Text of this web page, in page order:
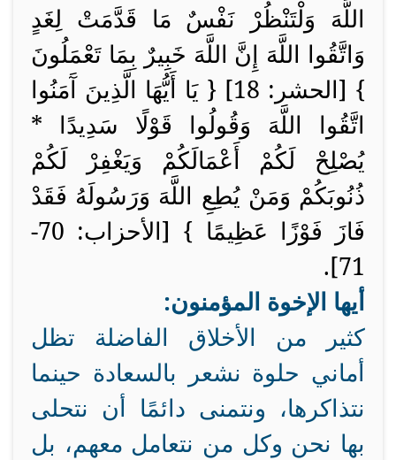
اللَّهَ وَلْتَنْظُرْ نَفْسٌ مَا قَدَّمَتْ لِغَدٍ
وَاتَّقُوا اللَّهَ إِنَّ اللَّهَ خَبِيرٌ بِمَا تَعْمَلُونَ
} [الحشر: 18] {
يَا أَيُّهَا الَّذِينَ آَمَنُوا
اتَّقُوا اللَّهَ وَقُولُوا قَوْلًا سَدِيدًا *
يُصْلِحْ لَكُمْ أَعْمَالَكُمْ وَيَغْفِرْ لَكُمْ
ذُنُوبَكُمْ وَمَنْ يُطِعِ اللَّهَ وَرَسُولَهُ فَقَدْ
فَازَ فَوْزًا عَظِيمًا } [الأحزاب: 70-
71].
أيها الإخوة المؤمنون:
كثير من الأخلاق الفاضلة تظل
أماني حلوة نشعر بالسعادة حينما
نتذاكرها، ونتمنى دائمًا أن نتحلى
بها نحن وكل من نتعامل معهم، بل